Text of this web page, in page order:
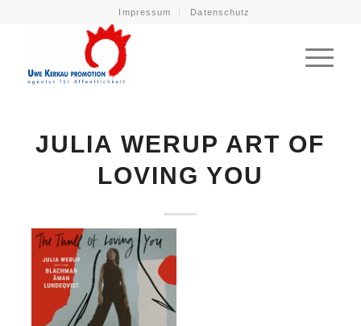
Impressum Datenschutz
JULIA WERUP ART OF
LOVING YOU